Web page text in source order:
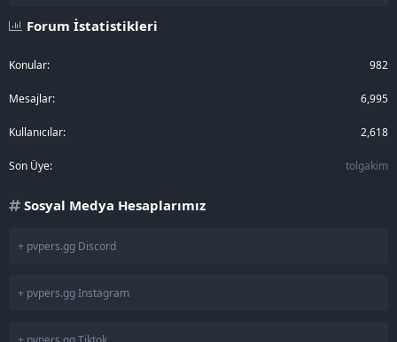
Forum İstatistikleri
Konular 982
Mesajlar 6,995
Kullanıcılar 2,618
Son Üye tolgakim
Sosyal Medya Hesaplarımız
+ pvpers.gg Discord
+ pvpers.gg Instagram